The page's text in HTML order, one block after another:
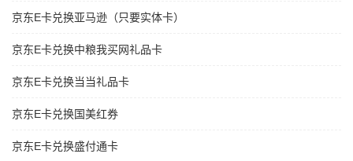
京东E卡兑换亚马逊（只要实体卡）
京东E卡兑换中粮我买网礼品卡
京东E卡兑换当当礼品卡
京东E卡兑换国美红券
京东E卡兑换盛付通卡